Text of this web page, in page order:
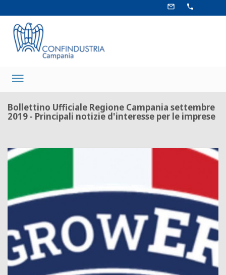
al
contenuto
principale
mail_outline phone
Main
navigation
Bollettino Ufficiale Regione Campania settembre
2019 - Principali notizie d'interesse per le imprese